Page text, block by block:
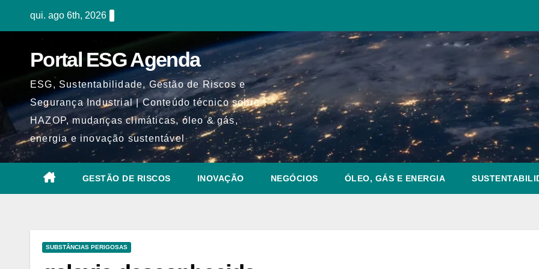
qui. ago 6th, 2026
Portal ESG Agenda
ESG, Sustentabilidade, Gestão de Riscos e
Segurança Industrial | Conteúdo técnico sobre
HAZOP, mudanças climáticas, óleo & gás,
energia e inovação sustentável
GESTÃO DE RISCOS INOVAÇÃO NEGÓCIOS ÓLEO, GÁS E ENERGIA
SUBSTÂNCIAS PERIGOSAS